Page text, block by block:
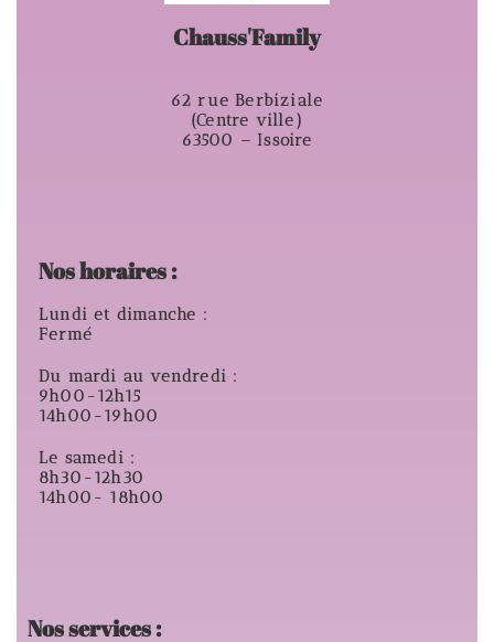
Chauss'Family
62 rue Berbiziale
(Centre ville)
63500 – Issoire
Nos horaires :
Lundi et dimanche :
Fermé
Du mardi au vendredi :
9h00-12h15
14h00-19h00
Le samedi :
8h30-12h30
14h00- 18h00
Nos services :